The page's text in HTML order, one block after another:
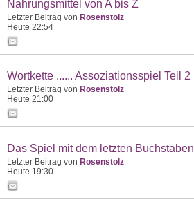
Nahrungsmittel von A bis Z
Letzter Beitrag von Rosenstolz
Heute 22:54
Wortkette ...... Assoziationsspiel Teil 2
Letzter Beitrag von Rosenstolz
Heute 21:00
Das Spiel mit dem letzten Buchstaben
Letzter Beitrag von Rosenstolz
Heute 19:30